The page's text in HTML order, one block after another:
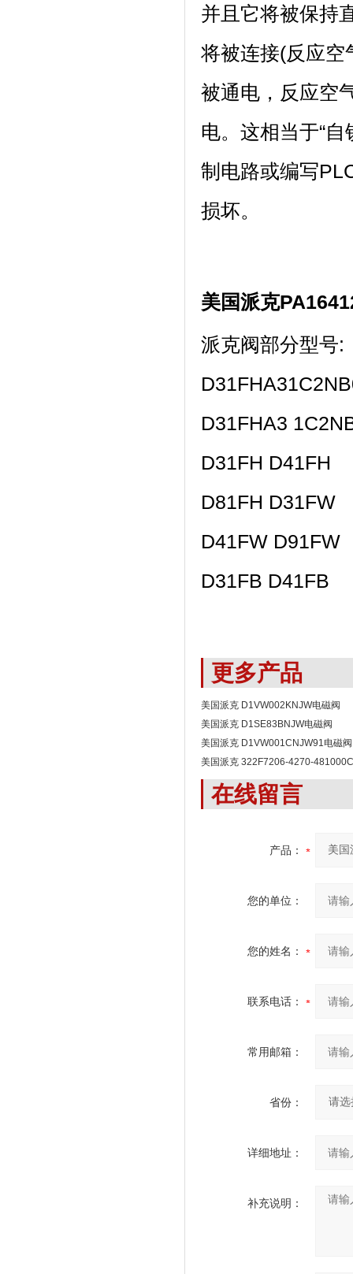
并且它将被保持
将被连接(反应空
被通电，反应空
电。这相当于“
制电路或编写
损坏。
美国派克
派克阀部分型号:
D31FHA3
D31FH D41FH
D81FH D31FW
D41FW D91FW
D31FB D41FB
更多产品
美国派克 D1VW002KNJW电磁阀
美国派克 D1SE83BNJW电磁阀
美国派克 D1VW001CNJW91电磁阀
美国派克 322F7206-4270-
在线留言
产品：
您的单位：
您的姓名：
联系电话：
常用邮箱：
省份：
详细地址：
补充说明：